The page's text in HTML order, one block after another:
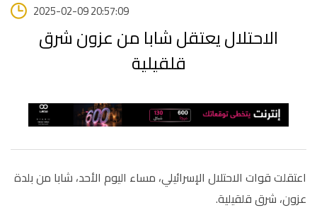
2025-02-09 20:57:09
الاحتلال يعتقل شابا من عزون شرق
قلقيلية
اعتقلت قوات الاحتلال الإسرائيلي، مساء اليوم الأحد، شابا من بلدة
عزون، شرق قلقيلية.